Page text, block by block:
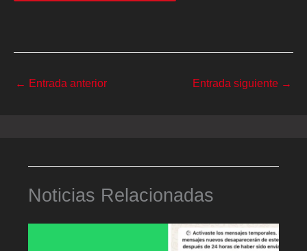
← Entrada anterior Entrada siguiente →
Noticias Relacionadas